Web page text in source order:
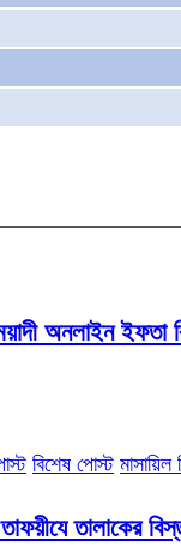
অনলাইন ইফতা
বিশেষ পোস্ট মাসায়িল
তালাকের